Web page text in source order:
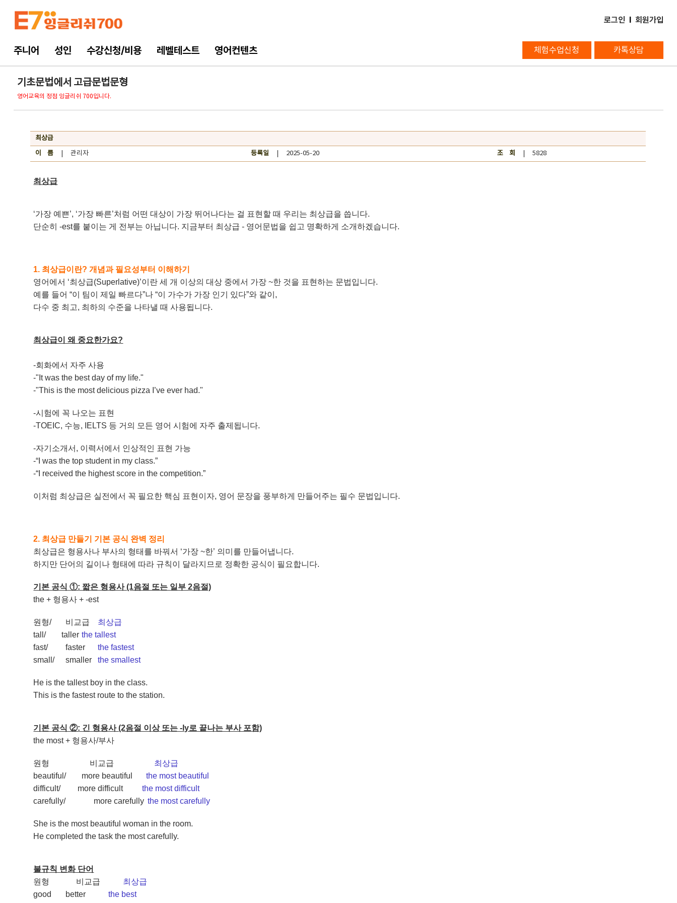
로그인 l 회원가입
주니어 성인 수강신청/비용 레벨테스트 영어컨텐츠 체험수업신청 카톡상담
기초문법에서 고급문법문형
영어교육의 정점 잉글리쉬 700입니다.
최상급
이 름 | 관리자 등록일 | 2025-05-20 조 회 | 5828
최상급
‘가장 예쁜’, ‘가장 빠른’처럼 어떤 대상이 가장 뛰어나다는 걸 표현할 때 우리는 최상급을 씁니다.
단순히 -est를 붙이는 게 전부는 아닙니다. 지금부터 최상급 - 영어문법을 쉽고 명확하게 소개하겠습니다.
1. 최상급이란? 개념과 필요성부터 이해하기
영어에서 ‘최상급(Superlative)’이란 세 개 이상의 대상 중에서 가장 ~한 것을 표현하는 문법입니다.
예를 들어 “이 팀이 제일 빠르다”나 “이 가수가 가장 인기 있다”와 같이,
다수 중 최고, 최하의 수준을 나타낼 때 사용됩니다.
최상급이 왜 중요한가요?
-회화에서 자주 사용
-"It was the best day of my life."
-"This is the most delicious pizza I’ve ever had."
-시험에 꼭 나오는 표현
-TOEIC, 수능, IELTS 등 거의 모든 영어 시험에 자주 출제됩니다.
-자기소개서, 이력서에서 인상적인 표현 가능
-“I was the top student in my class.”
-“I received the highest score in the competition.”
이처럼 최상급은 실전에서 꼭 필요한 핵심 표현이자, 영어 문장을 풍부하게 만들어주는 필수 문법입니다.
2. 최상급 만들기 기본 공식 완벽 정리
최상급은 형용사나 부사의 형태를 바꿔서 ‘가장 ~한’ 의미를 만들어냅니다.
하지만 단어의 길이나 형태에 따라 규칙이 달라지므로 정확한 공식이 필요합니다.
기본 공식 ①: 짧은 형용사 (1음절 또는 일부 2음절)
the + 형용사 + -est
원형/ 비교급
최상급
tall/
taller the tallest
fast/
faster
the fastest
small/
smaller the smallest
He is the tallest boy in the class.
This is the fastest route to the station.
기본 공식 ②: 긴 형용사 (2음절 이상 또는 -ly로 끝나는 부사 포함)
the most + 형용사/부사
원형 비교급
최상급
beautiful/
more beautiful
the most beautiful
difficult/
more difficult
the most difficult
carefully/
more carefully the most carefully
She is the most beautiful woman in the room.
He completed the task the most carefully.
불규칙 변화 단어
원형
비교급
최상급
good
better
the best